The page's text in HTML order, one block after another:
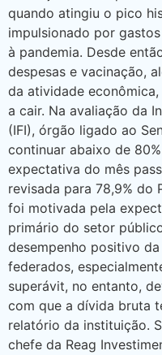
quando atingiu o pico
impulsionado por
à pandemia. Desde
despesas e vacinação,
da atividade
a cair. Na avaliação da
(IFI), órgão ligado ao
continuar abaixo de
expectativa do mês
revisada para 78,9% do
foi motivada pela
primário do setor
desempenho positivo
federados,
superávit, no entanto,
com que a dívida bruta
relatório da instituição.
chefe da Reag